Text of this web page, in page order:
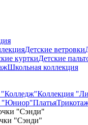
Детские ветровки
курткиДетские
Школьная коллекция
"Колледж"Коллекция
"Юниор"Платья
"Сэнди"
"Сэнди"